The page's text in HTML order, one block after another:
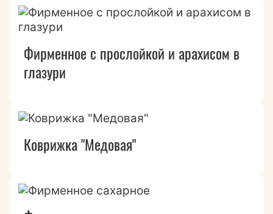
Фирменное с прослойкой и арахисом в
глазури
Коврижка "Медовая"